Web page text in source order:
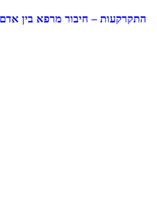
התקרקעות – חיבור מרפא בין